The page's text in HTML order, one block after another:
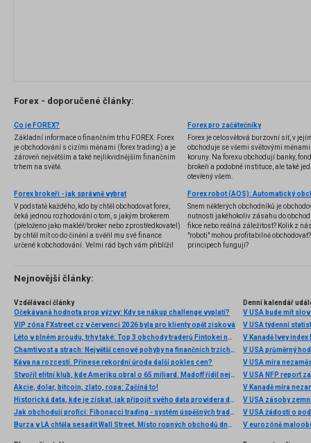
Forex - doporučené články:
Co je FOREX?
Základní informace o finančním trhu FOREX. Forex
je obchodování s cizími měnami (forex trading) a je
zároveň největším a také nejlikvidnějším finančním
trhem na světě.
Forex pro začátečníky
Forex je celosvětová burzovní síť, v
obchoduje se všemi světovými
koruny. Na forexu obchodují banky,
brokeři a podobné instituce, ale také
otevřený všem.
Forex brokeři - jak správně vybrat
V podstatě každého, kdo by chtěl obchodovat forex,
čeká jednou rozhodování o tom, s jakým brokerem
(přeloženo jako makléř/broker nebo zprostředkovatel)
by chtěl mít co do činění a svěřil mu své finance
určené k obchodování. Velmi rád bych vám přiblížil
několik příkladů nejznámějších z nich.
Snem některých obchodníků je
nutnosti jakéhokoliv zásahu do
fikce nebo reálná záležitost? Kolik z
"roboti" mohou profitabilně
principech fungují?
Nejnovější články:
Vzdělávací články
Očekávaná hodnota prop výzvy: Kdy se nákup challenge vyplatí?
VIP zóna FXstreet.cz v červenci 2026 byla pro klienty opět zisková
Léto v plném proudu, trhy také: Top 3 obchody traderů Fintokei na indexech a zlatě
Chamtivost a strach: Největší cenové pohyby na finančních trzích (červenec 2026)
Káva na rozcestí. Přinese rekordní úroda další pokles cen?
Stvořil elitní klub, kde Ameriku obral o 65 miliard. Madoff řídil největší Ponzi dějin
Akcie, dolar, bitcoin, zlato, ropa: Začíná to!
Historická data, kde je získat, jak připojit svého data providera do MultiCharts a proč je budeme potřebovat? (4. díl)
Jak obchodují profíci: Fibonacci trading - systém úspěšných traderů
Burza v LA chtěla sesadit Wall Street. Místo ropných obchodů dnes místem duní basy
Denní kalendář
V USA bude mít
V USA týdenní
V Kanadě Ivey index
V USA průměrný
V USA míra
V USA NFP report
V Kanadě míra
V USA zásoby
V USA žádosti o
V eurozóně